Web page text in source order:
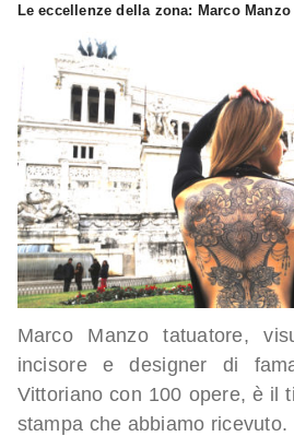
Le eccellenze della zona: Marco Manzo
Marco Manzo tatuatore,
incisore e designer di
Vittoriano con 100 opere, è il
stampa che abbiamo